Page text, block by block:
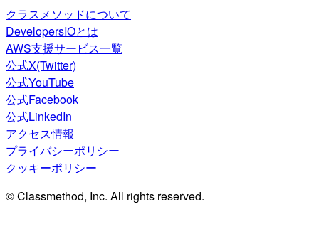
クラスメソッドについて
DevelopersIOとは
AWS支援サービス一覧
公式X(Twitter)
公式YouTube
公式Facebook
公式LinkedIn
アクセス情報
プライバシーポリシー
クッキーポリシー
© Classmethod, Inc. All rights reserved.